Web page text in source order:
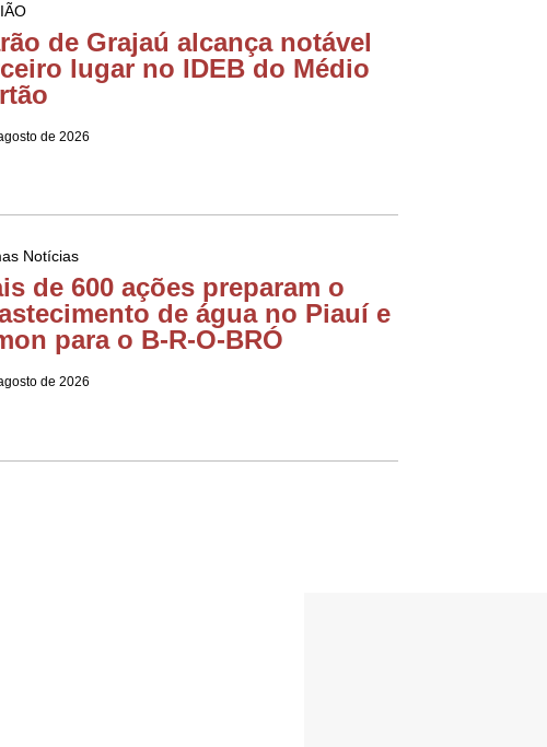
de Grajaú alcança notável
lugar no IDEB do Médio
de 2026
Notícias
de 600 ações preparam o
de água no Piauí e
para o B-R-O-BRÓ
de 2026